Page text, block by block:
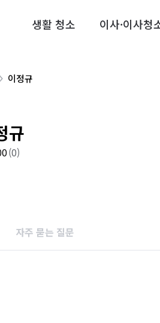
생활 청소 이사·이사청
이정규
규
(0)
자주 묻는 질문